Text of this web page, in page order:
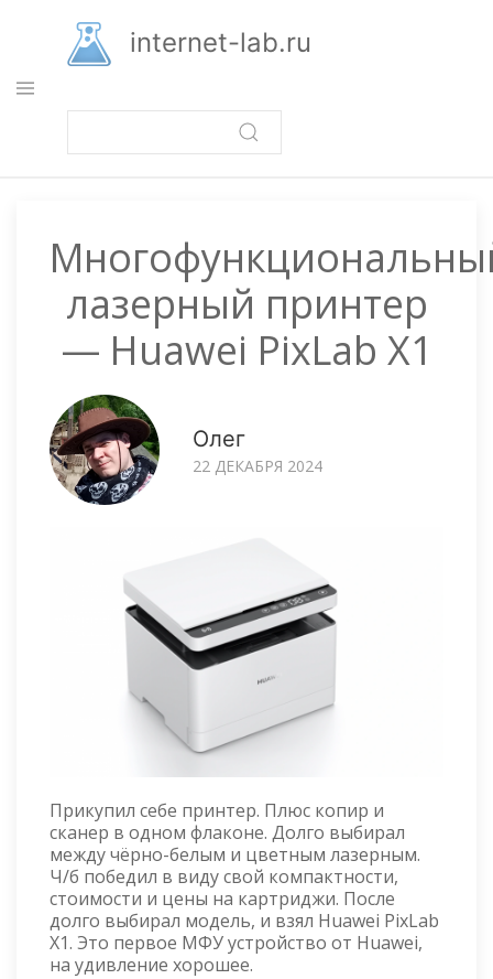
основному
содержанию
internet-lab.ru
лазерный принтер
— Huawei PixLab X1
Олег
22 ДЕКАБРЯ 2024
Прикупил себе принтер. Плюс копир и
сканер в одном флаконе. Долго выбирал
между чёрно-белым и цветным лазерным.
Ч/б победил в виду свой компактности,
стоимости и цены на картриджи. После
долго выбирал модель, и взял Huawei PixLab
X1. Это первое МФУ устройство от Huawei,
на удивление хорошее.